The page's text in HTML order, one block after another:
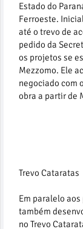
Estado do
Ferroeste.
até o trevo de
pedido da
os projetos se
Mezzomo. Ele
negociado com
obra a partir de
Trevo Cataratas
Em paralelo
também
no Trevo